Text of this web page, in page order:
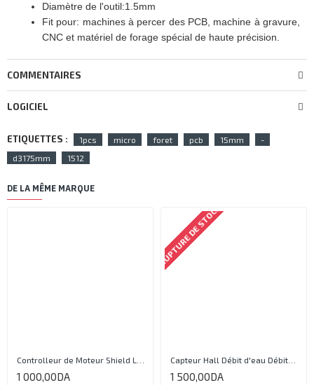
Diamètre de l'outil:1.5mm
Fit pour: machines à percer des PCB, machine à gravure,
CNC et matériel de forage spécial de haute précision.
COMMENTAIRES
LOGICIEL
ETIQUETTES : 1pcs micro foret pcb 15mm
-
d3175mm
1512
DE LA MÊME MARQUE
1 000,00DA
RUPTURE DE STOCK
Capteur Hall Débit d'eau Débitmètre Contrôle 1-30L Eau / min 1.75MPa
1 500,00DA